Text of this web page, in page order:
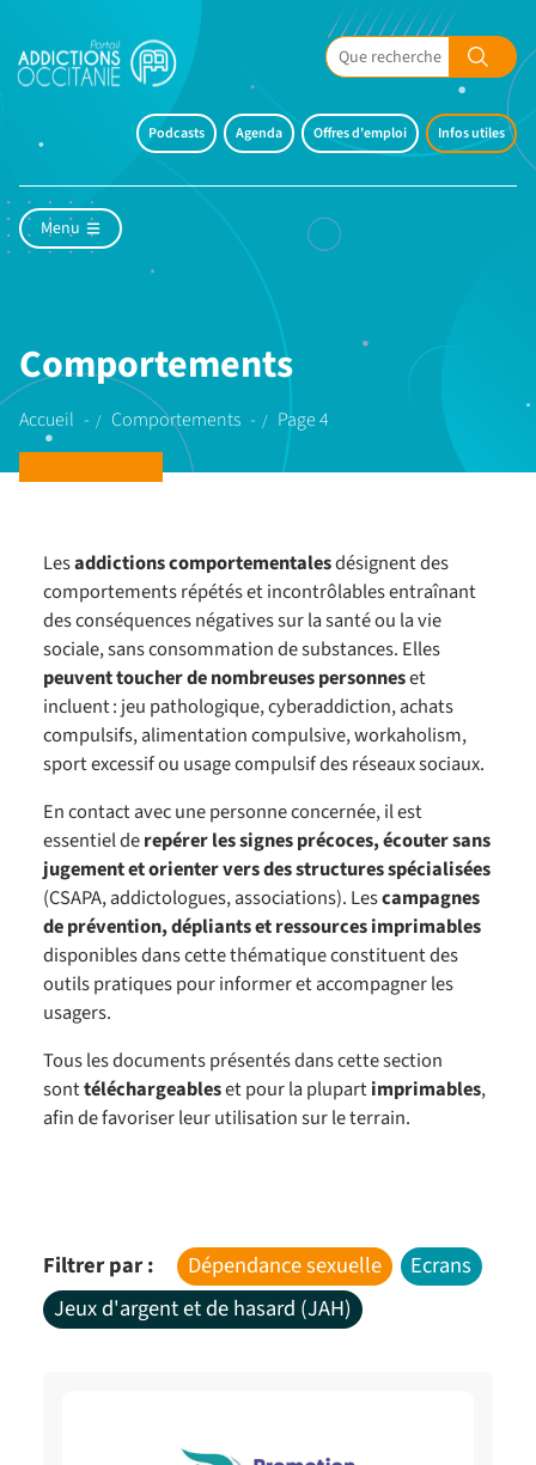
Podcasts Agenda Offres d'emploi Infos utiles
Menu
Comportements
Accueil Comportements Page 4
Lesaddictions comportementalesdésignent des
comportements répétés et incontrôlables entraînant
des conséquences négatives sur la santé ou la vie
sociale, sans consommation de substances. Elles
peuvent toucher de nombreuses personneset
incluent : jeu pathologique, cyberaddiction, achats
compulsifs, alimentation compulsive, workaholism,
sport excessif ou usage compulsif des réseaux sociaux.
En contact avec une personne concernée, il est
essentiel derepérer les signes précoces, écouter sans
jugement et orienter vers des structures spécialisées
(CSAPA, addictologues, associations). Lescampagnes
de prévention, dépliants et ressources imprimables
disponibles dans cette thématique constituent des
outils pratiques pour informer et accompagner les
usagers.
Tous les documents présentés dans cette section
sonttéléchargeableset pour la plupartimprimables,
afin de favoriser leur utilisation sur le terrain.
Filtrer par : Dépendance sexuelle
Ecrans
Jeux d'argent et de hasard (JAH)